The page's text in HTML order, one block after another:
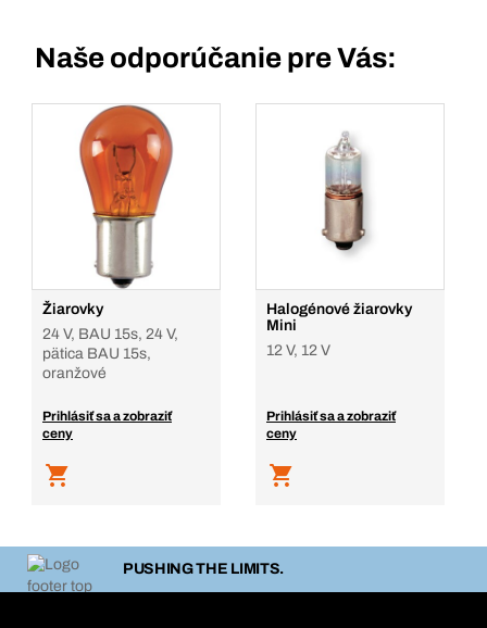
Naše odporúčanie pre Vás:
Žiarovky
24 V, BAU 15s, 24 V,
pätica BAU 15s,
oranžové
Prihlásiť sa a zobraziť
ceny
Halogénové žiarovky
Mini
12 V, 12 V
Prihlásiť sa a zobraziť
ceny
PUSHING THE LIMITS.